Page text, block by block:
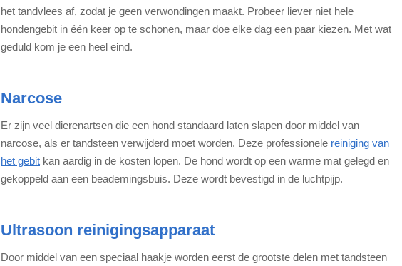
het tandvlees af, zodat je geen verwondingen maakt. Probeer liever niet hele
hondengebit in één keer op te schonen, maar doe elke dag een paar kiezen. Met wat
geduld kom je een heel eind.
Narcose
Er zijn veel dierenartsen die een hond standaard laten slapen door middel van
narcose, als er tandsteen verwijderd moet worden. Deze professionele reiniging van
het gebit kan aardig in de kosten lopen. De hond wordt op een warme mat gelegd en
gekoppeld aan een beademingsbuis. Deze wordt bevestigd in de luchtpijp.
Ultrasoon reinigingsapparaat
Door middel van een speciaal haakje worden eerst de grootste delen met tandsteen